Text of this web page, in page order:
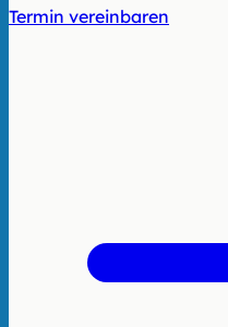
Termin vereinbaren